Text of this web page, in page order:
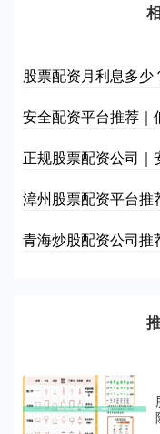
股票配资月利息多
安全配资平台推荐｜
正规股票配资公司
漳州股票配资平台推
青海炒股配资公司推